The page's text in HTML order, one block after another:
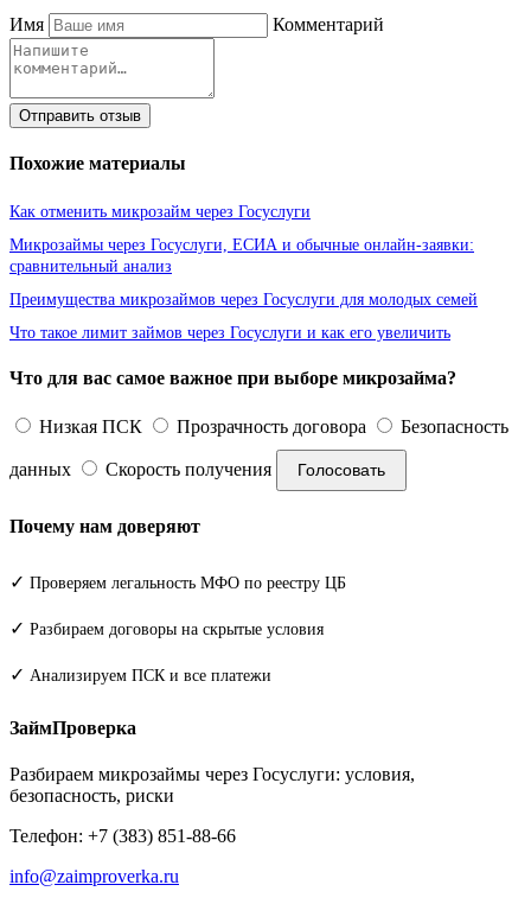
Имя Комментарий
Отправить отзыв
Похожие материалы
Как отменить микрозайм через Госуслуги
Микрозаймы через Госуслуги, ЕСИА и обычные онлайн-заявки:
сравнительный анализ
Преимущества микрозаймов через Госуслуги для молодых семей
Что такое лимит займов через Госуслуги и как его увеличить
Что для вас самое важное при выборе микрозайма?
Низкая ПСК Прозрачность договора Безопасность
данных Скорость получения Голосовать
Почему нам доверяют
✓ Проверяем легальность МФО по реестру ЦБ
✓ Разбираем договоры на скрытые условия
✓ Анализируем ПСК и все платежи
ЗаймПроверка
Разбираем микрозаймы через Госуслуги: условия,
безопасность, риски
Телефон: +7 (383) 851-88-66
info@zaimproverka.ru